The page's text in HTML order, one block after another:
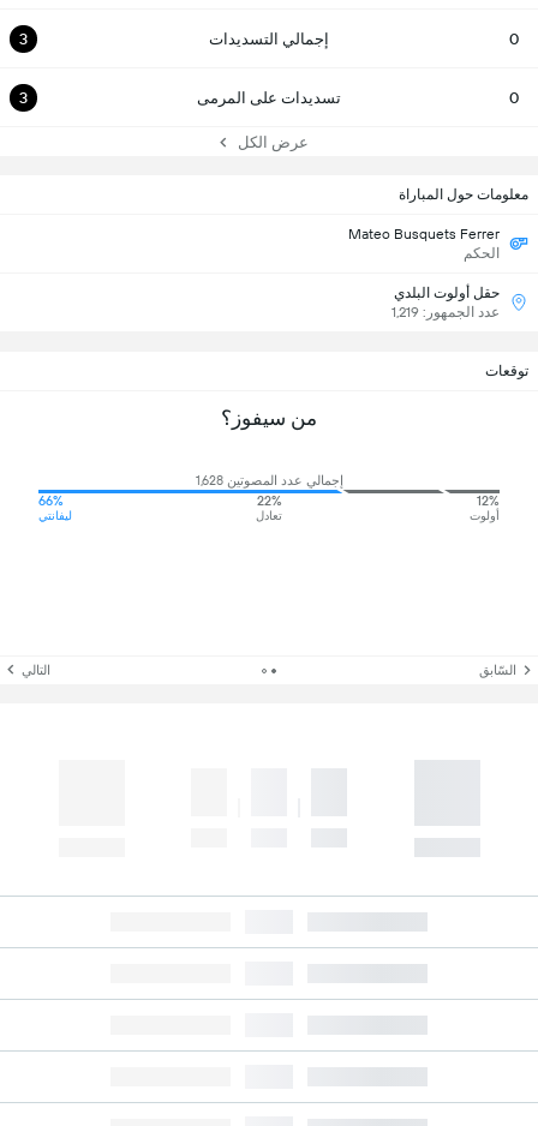
0 إجمالي التسديدات 3
0 تسديدات على المرمى 3
عرض الكل
معلومات حول المباراة
Mateo Busquets Ferrer
الحكم
حقل أولوت البلدي
عدد الجمهور: 1,219
توقعات
من سيفوز؟
إجمالي عدد المصوتين 1,628
12%
أولوت
22%
تعادل
66%
ليفانتي
السّابق التالي